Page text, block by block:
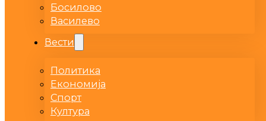
Босилово
Василево
Вести
Политика
Економија
Спорт
Култура